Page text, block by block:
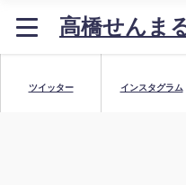
高橋せんま
ツイッター インスタグラム